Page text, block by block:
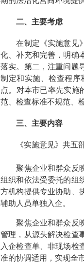
二、主要考虑
在制定《实施意见》
化、补充和完善，明确
落实。第二，注重问题
制定和实施、检查程序
点。对本市已率先实施
范、检查标准不规范、
三、主要内容
《实施意见》共五部
聚焦企业和群众反映
组织和依法受委托的组
方机构提供专业协助、
辅助人员单独入企。
聚焦企业和群众反映
管理，从源头解决检查
入企检查单、非现场检
准的协调适用，实现全